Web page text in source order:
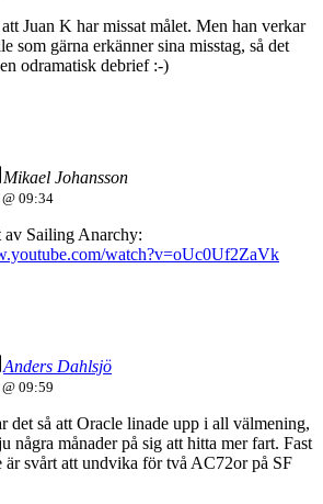
Juan K har missat målet. Men han verkar
som gärna erkänner sina misstag, så det
odramatisk debrief :-)
Mikael Johansson
09:34
Sailing Anarchy:
watch?v=oUc0Uf2ZaVk
Anders Dahlsjö
09:59
det så att Oracle linade upp i all välmening,
några månader på sig att hitta mer fart. Fast
är svårt att undvika för två AC72or på SF